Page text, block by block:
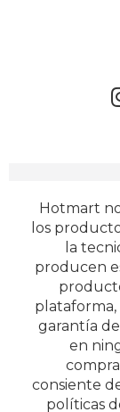
Hotmart
los
la
producen
plataforma,
garantía
en
consiente
políticas